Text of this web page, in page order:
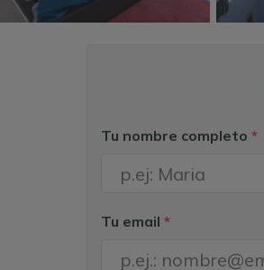
Tu nombre completo *
Tu email *